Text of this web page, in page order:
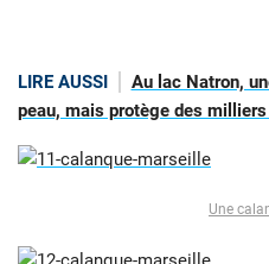
LIRE AUSSI
Au lac Natron,
peau, mais protège des
Une